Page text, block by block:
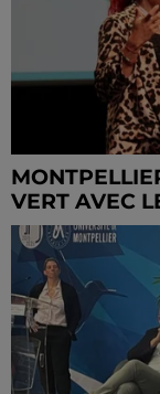
VERT AVEC